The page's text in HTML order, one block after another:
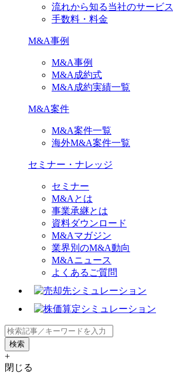
流れから知る当社のサービス
手数料・料金
M&A事例
M&A事例
M&A成約式
M&A成約実績一覧
M&A案件
M&A案件一覧
海外M&A案件一覧
セミナー・ナレッジ
セミナー
M&Aとは
事業承継とは
資料ダウンロード
M&Aマガジン
業界別のM&A動向
M&Aニュース
よくあるご質問
+
閉じる